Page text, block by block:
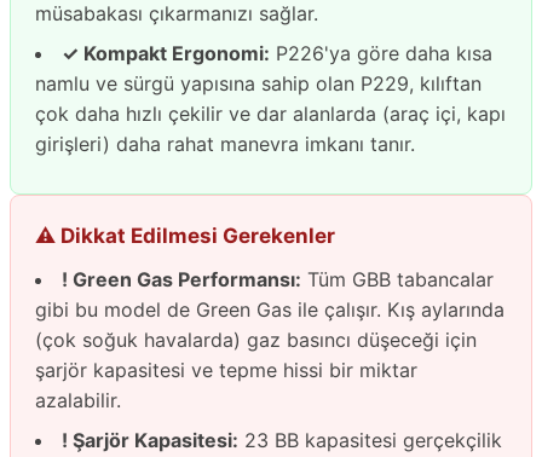
müsabakası çıkarmanızı sağlar.
✓ Kompakt Ergonomi: P226'ya göre daha kısa
namlu ve sürgü yapısına sahip olan P229, kılıftan
çok daha hızlı çekilir ve dar alanlarda (araç içi, kapı
girişleri) daha rahat manevra imkanı tanır.
⚠️ Dikkat Edilmesi Gerekenler
! Green Gas Performansı: Tüm GBB tabancalar
gibi bu model de Green Gas ile çalışır. Kış aylarında
(çok soğuk havalarda) gaz basıncı düşeceği için
şarjör kapasitesi ve tepme hissi bir miktar
azalabilir.
! Şarjör Kapasitesi: 23 BB kapasitesi gerçekçilik